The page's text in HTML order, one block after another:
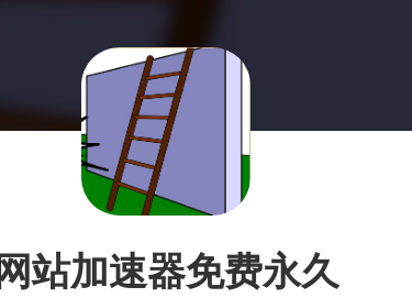
网站加速器免费永久